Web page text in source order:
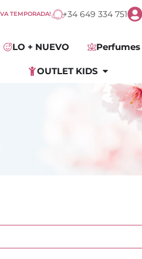
TEMPORADA! +34 649 334 751
Cosmética
LO + NUEVO Perfumes
OUTLET KIDS Abrir